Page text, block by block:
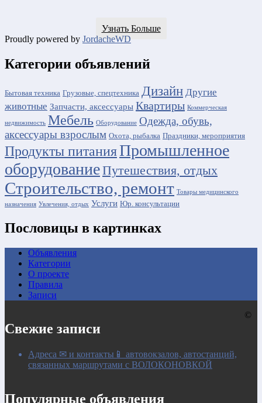
Узнать Больше
Proudly powered by JordacheWD
Категории объявлений
Бытовая техника Грузовые, спецтехника Дизайн Другие
животные Запчасти, аксессуары Квартиры Коммерческая
недвижимость Мебель Оборудование Одежда, обувь,
аксессуары взрослым Охота, рыбалка Праздники, мероприятия
Продукты питанияПромышленное
оборудованиеПутешествия, отдых
Строительство, ремонт Товары медицинского
назначения Увлечения, отдых Услуги Юр. консультации
Пословицы в картинках
Объявления
Категории
О проекте
Правила
Записи
Свежие записи
Адреса ✉ и контакты📱 автовокзалов, автостанций,
связанных маршрутами с ВОЛОКОНОВКОЙ
Популярные объявления
©